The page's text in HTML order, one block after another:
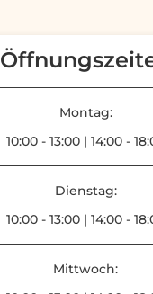
Montag:
10:00- 13:00| 14:00-
Dienstag:
10:00- 13:00| 14:00-
Mittwoch: